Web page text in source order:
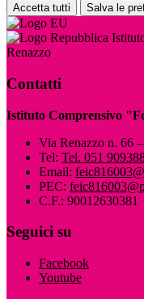
Accetta tutti Salva le
Renazzo
Contatti
Istituto Comprensivo
Via Renazzo n. 66
Tel: Tel. 051
Email:
PEC:
C.F.: 90012630381
Seguici su
Facebook
Youtube